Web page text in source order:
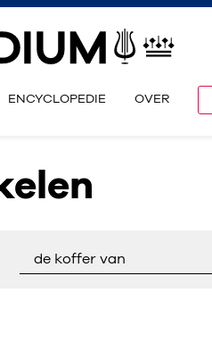
ENCYCLOPEDIE OVER
de koffer van